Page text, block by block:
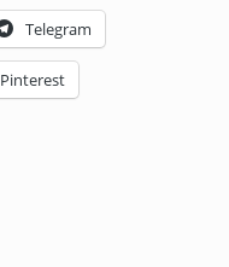
Telegram
Pinterest